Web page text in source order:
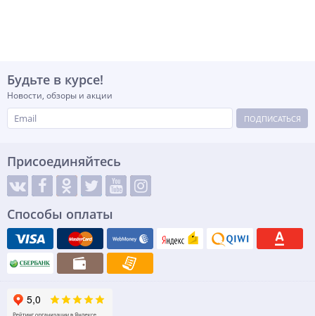
Будьте в курсе!
Новости, обзоры и акции
ПОДПИСАТЬСЯ
Присоединяйтесь
Способы оплаты